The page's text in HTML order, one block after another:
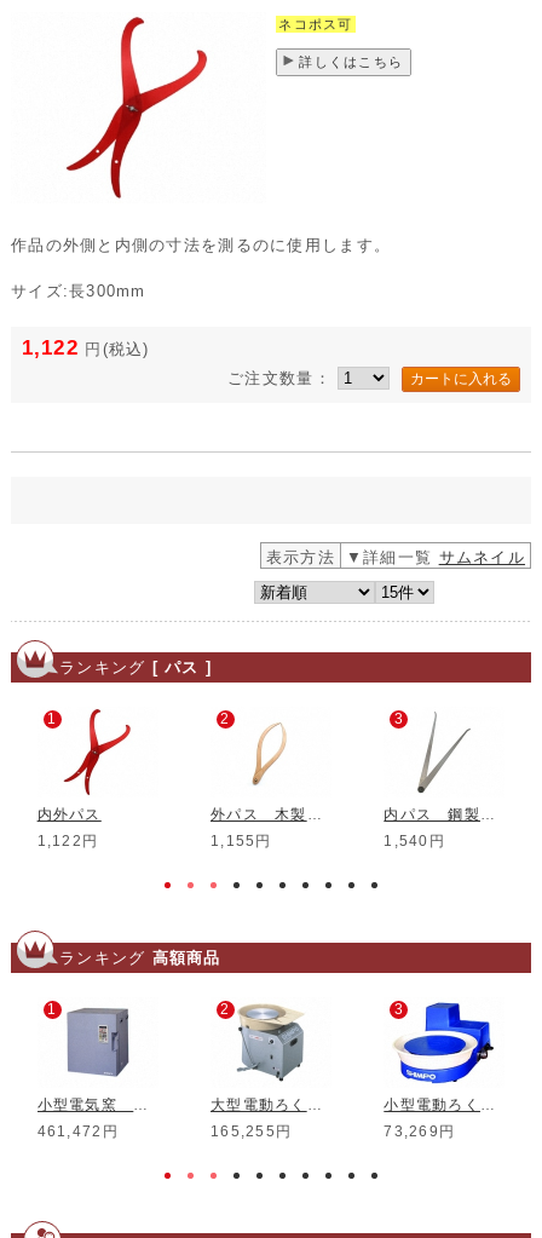
ネコポス可
詳しくはこちら
作品の外側と内側の寸法を測るのに使用します。
サイズ:長300mm
1,122 円 (税込)
ご注文数量：
表示方法 ▼詳細一覧 サムネイル
ランキング [ パス ]
1
内外パス
1,122円
2
外パス 木製 25cm
1,155円
3
内パス 鋼製 20cm
1,540円
ランキング 高額商品
1
小型電気窯 DMT-01
461,472円
2
大型電動ろくろ RK-3D
165,255円
3
小型電動ろくろ RK-5T
73,269円